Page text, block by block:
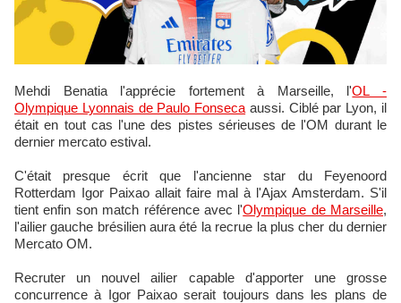
Mehdi Benatia l'apprécie fortement à Marseille, l'OL -
Olympique Lyonnais de Paulo Fonseca aussi. Ciblé par Lyon, il
était en tout cas l'une des pistes sérieuses de l'OM durant le
dernier mercato estival.
C'était presque écrit que l'ancienne star du Feyenoord
Rotterdam Igor Paixao allait faire mal à l'Ajax Amsterdam. S'il
tient enfin son match référence avec l'Olympique de Marseille,
l'ailier gauche brésilien aura été la recrue la plus cher du dernier
Mercato OM.
Recruter un nouvel ailier capable d'apporter une grosse
concurrence à Igor Paixao serait toujours dans les plans de